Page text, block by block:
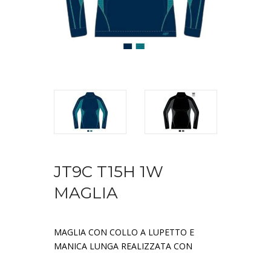
JT9C T15H 1W
MAGLIA
MAGLIA CON COLLO A LUPETTO E
MANICA LUNGA REALIZZATA CON